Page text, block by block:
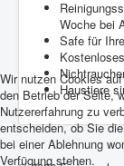
Woche bei
Safe für
Haustiere
Wir nutzen Cookies
den Betrieb der Seite,
Nutzererfahrung zu
entscheiden, ob Sie
bei einer Ablehnung
Verfügung stehen.